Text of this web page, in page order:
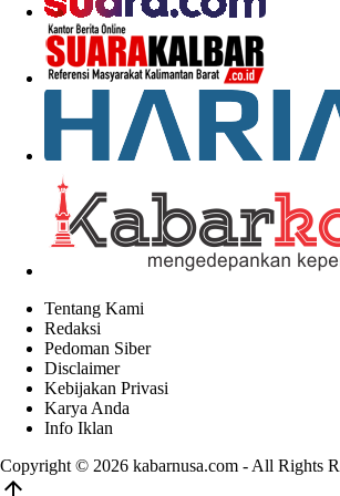
Tentang Kami
Redaksi
Pedoman Siber
Disclaimer
Kebijakan Privasi
Karya Anda
Info Iklan
Copyright © 2026 kabarnusa.com - All Rights
arrow_upward